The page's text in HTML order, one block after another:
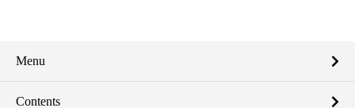
Menu
Contents